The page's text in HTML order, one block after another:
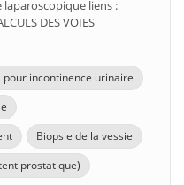
liens :
DES VOIES
incontinence urinaire
Biopsie de la vessie
prostatique)